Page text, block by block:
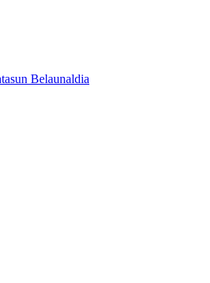
Belaunaldia